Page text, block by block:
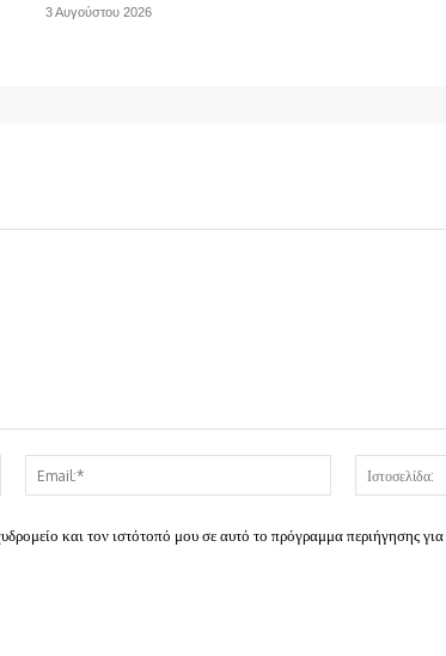
3 Αυγούστου 2026
Όνομα:*
Email:*
και τον ιστότοπό μου σε αυτό το πρόγραμμα περιήγησης